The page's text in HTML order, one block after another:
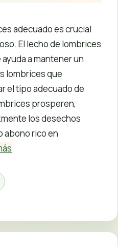
adecuado es crucial
El lecho de lombrices
a mantener un
lombrices que
el tipo adecuado de
prosperen,
los desechos
abono rico en